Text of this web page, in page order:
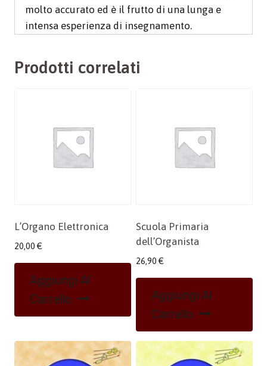
molto accurato ed è il frutto di una lunga e
intensa esperienza di insegnamento.
Prodotti correlati
L’Organo Elettronica
20,00 €
Aggiungi Al
Carrello
Scuola Primaria
dell’Organista
26,90 €
Aggiungi Al
Carrello